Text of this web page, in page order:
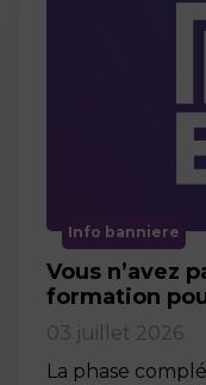
Info banniere
Vous n’avez
formation
03 juillet 2026
La phase